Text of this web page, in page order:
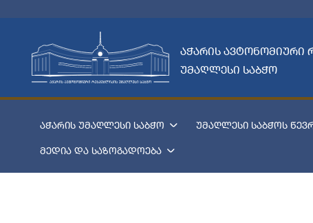
აჭარის ავტონომიური
უმაღლესი საბჭო
აჭარის უმაღლესი საბჭო უმაღლესი საბჭოს
მედია და საზოგადოება